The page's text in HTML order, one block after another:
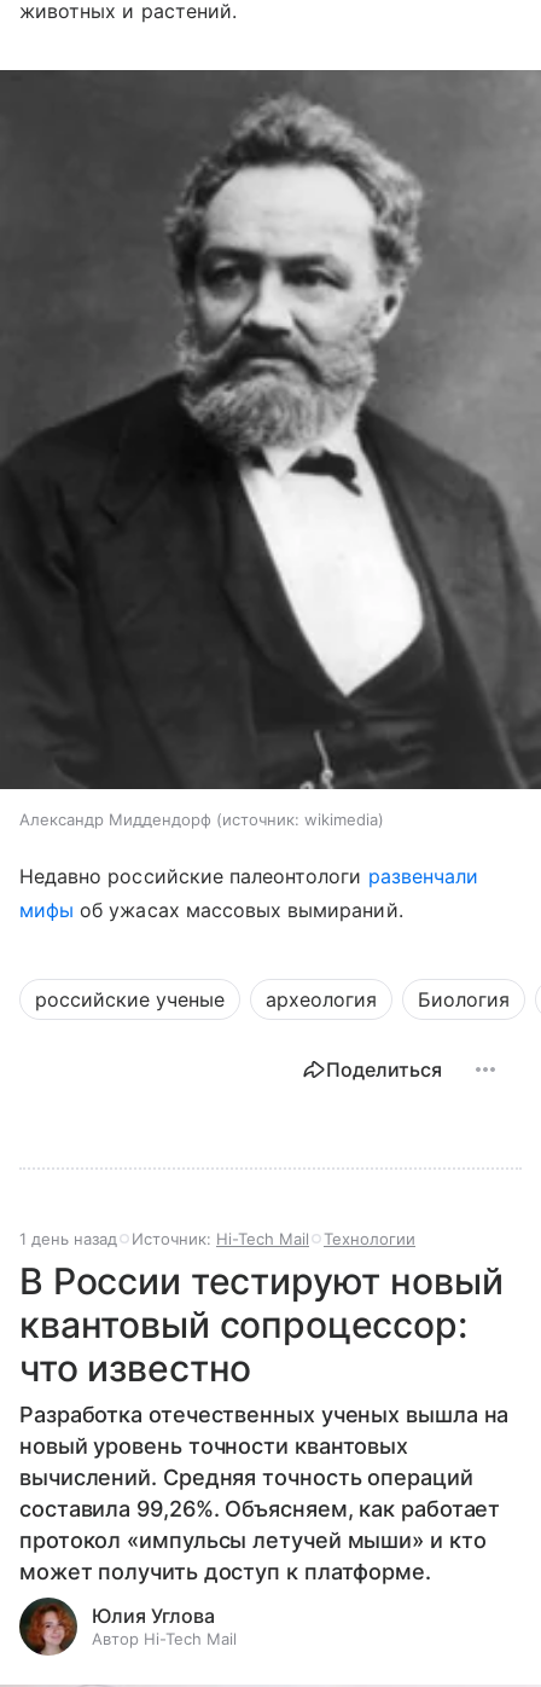
животных и растений.
Александр Миддендорф источник: wikimedia
Недавно российские палеонтологи развенчали
мифы об ужасах массовых вымираний.
российские ученые археология Биология
Поделиться
1 день назад Источник: Hi-Tech Mail Технологии
В России тестируют новый
квантовый сопроцессор:
что известно
Разработка отечественных ученых вышла на
новый уровень точности квантовых
вычислений. Средняя точность операций
составила 99,26%. Объясняем, как работает
протокол «импульсы летучей мыши» и кто
может получить доступ к платформе.
Юлия Углова
Автор Hi-Tech Mail